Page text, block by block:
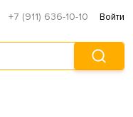
+7 (911) 636-10-10 Войти